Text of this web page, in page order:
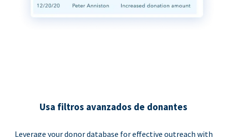
Usa filtros avanzados de donantes
Leverage your donor database for effective outreach with